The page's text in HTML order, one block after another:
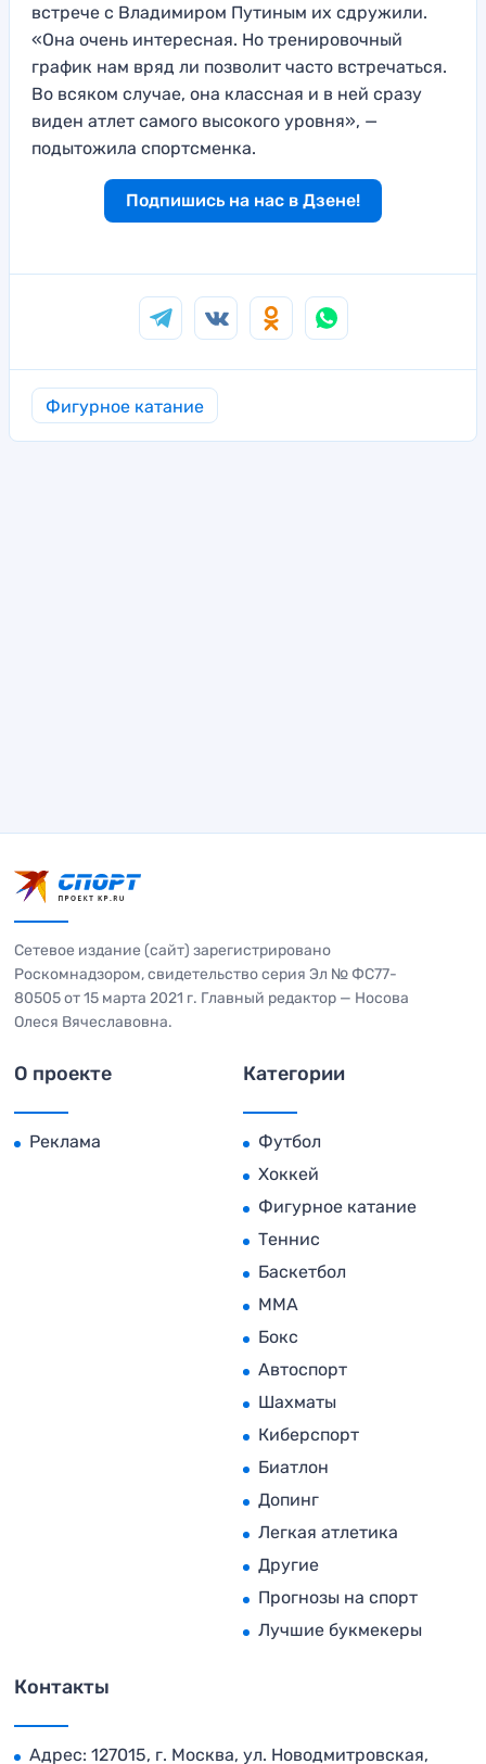
встрече с Владимиром Путиным их сдружили.
«Она очень интересная. Но тренировочный
график нам вряд ли позволит часто встречаться.
Во всяком случае, она классная и в ней сразу
виден атлет самого высокого уровня», —
подытожила спортсменка.
Подпишись на нас в Дзене!
Фигурное катание
Сетевое издание (сайт) зарегистрировано
Роскомнадзором, свидетельство серия Эл № ФС77-
80505 от 15 марта 2021 г. Главный редактор — Носова
Олеся Вячеславовна.
О проекте
Реклама
Категории
Футбол
Хоккей
Фигурное катание
Теннис
Баскетбол
MMA
Бокс
Автоспорт
Шахматы
Киберспорт
Биатлон
Допинг
Легкая атлетика
Другие
Прогнозы на спорт
Лучшие букмекеры
Контакты
Адрес: 127015, г. Москва, ул. Новодмитровская,